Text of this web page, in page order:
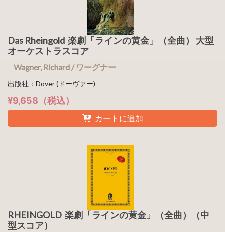
Das Rheingold 楽劇「ラインの黄金」（全曲） 大型
オーケストラスコア
Wagner, Richard / ワーグナー
出版社：Dover (ドーヴァー)
¥9,658（税込）
カートに追加
RHEINGOLD 楽劇「ラインの黄金」（全曲）（中
型スコア）